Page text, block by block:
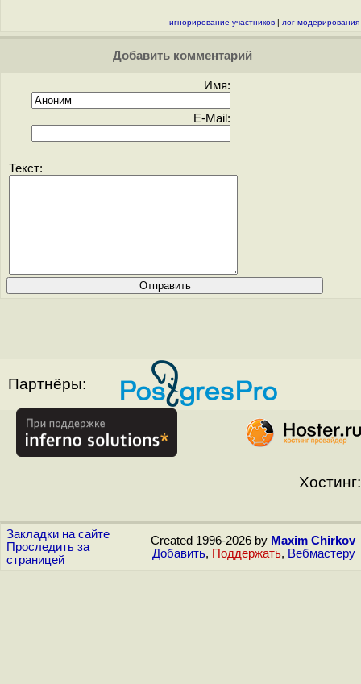
игнорирование участников | лог модерирования
Добавить комментарий
Имя:
E-Mail:
Текст:
Партнёры:
Хостинг:
Закладки на сайте
Проследить за
страницей
Created 1996-2026 by Maxim Chirkov
Добавить, Поддержать, Вебмастеру